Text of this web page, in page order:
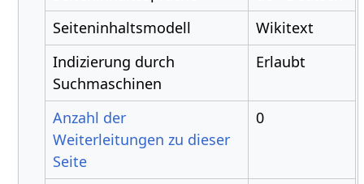
Seiteninhaltsmodell
Wikitext
Indizierung durch
Suchmaschinen
Erlaubt
Anzahl der
Weiterleitungen zu dieser
Seite
0